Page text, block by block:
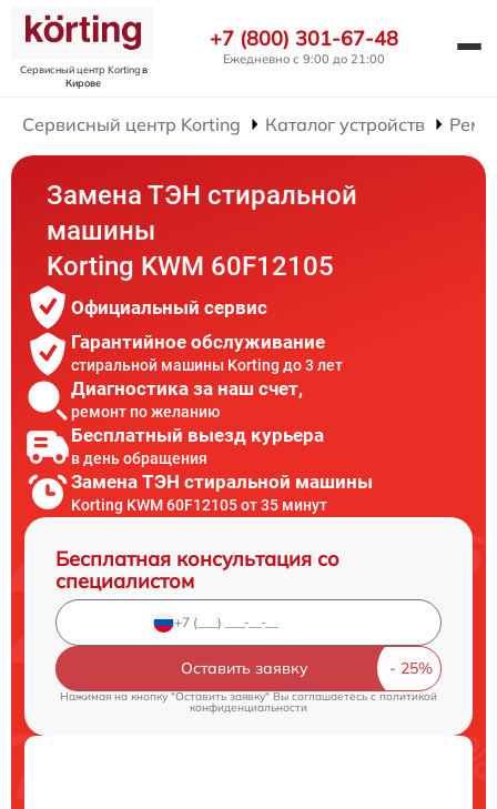
Сервисный центр Kortingв
Кирове
+7 (800) 301-67-48
Ежедневно с 9:00 до 21:00
Сервисный центр Korting Каталог устройств
Замена ТЭН стиральной
машины
Korting KWM 60F12105
Официальный сервис
Гарантийное обслуживание
стиральной машины Korting до 3 лет
Диагностика за наш счет,
ремонт по желанию
Бесплатный выезд курьера
в день обращения
Замена ТЭН стиральной машины
Korting KWM 60F12105 от 35 минут
Бесплатная консультация со
специалистом
Оставить заявку
Нажимая на кнопку "Оставить заявку" Вы соглашаетесь cполитикой
конфиденциальности